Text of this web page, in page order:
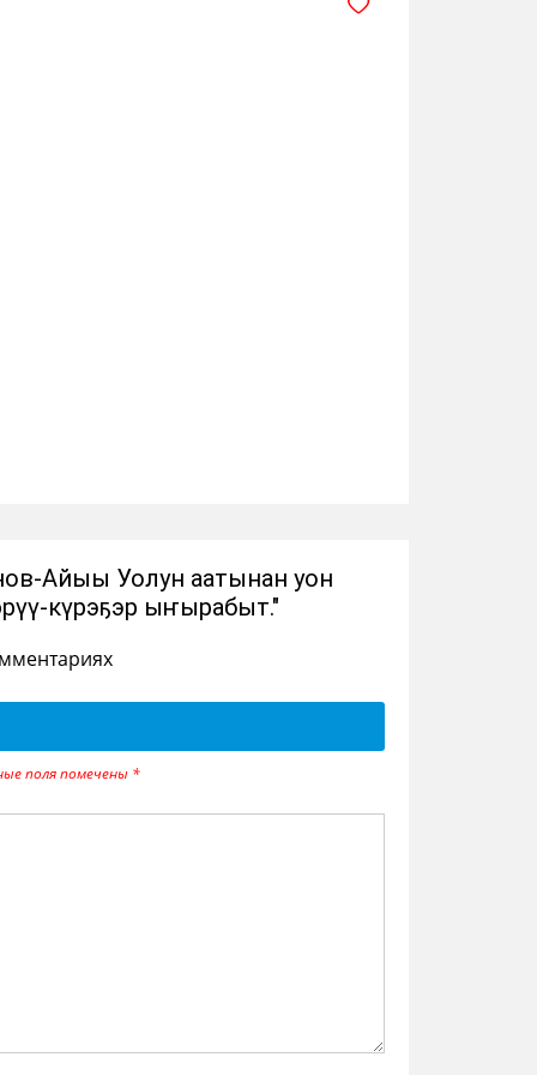
Айыы Уолун аатынан уон
күрэҕэр ыҥырабыт."
поля помечены *